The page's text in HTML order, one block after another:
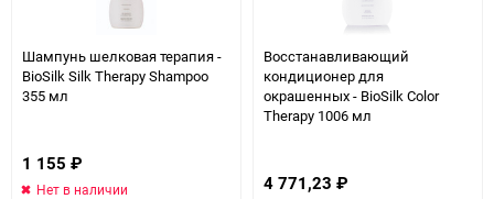
Шампунь шелковая терапия -
BioSilk Silk Therapy Shampoo
355 мл
1 155 ₽
Нет в наличии
Восстанавливающий
кондиционер для
окрашенных - BioSilk Color
Therapy 1006 мл
4 771,23 ₽